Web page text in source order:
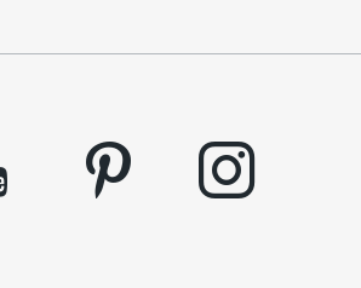
pinterest instagram